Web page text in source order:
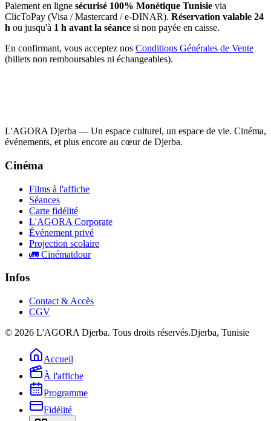
Paiement en ligne sécurisé 100% Monétique Tunisie via
ClicToPay (Visa / Mastercard / e-DINAR). Réservation valable 24
h ou jusqu'à 1 h avant la séance si non payée en caisse.
En confirmant, vous acceptez nos Conditions Générales de Vente
(billets non remboursables ni échangeables).
L'AGORA Djerba — Un espace culturel, un espace de vie. Cinéma,
événements, et plus encore au cœur de Djerba.
Cinéma
Films à l'affiche
Séances
Carte fidélité
L'AGORA Corporate
Événement privé
Projection scolaire
🚛 Cinématdour
Infos
Contact & Accès
CGV
© 2026 L'AGORA Djerba. Tous droits réservés.Djerba, Tunisie
Accueil
À l'affiche
Programme
Fidélité